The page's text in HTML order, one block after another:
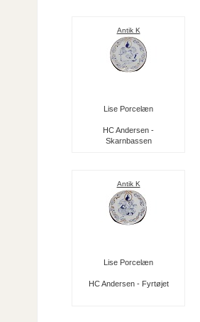
Antik K
Lise Porcelæn
HC Andersen -
Skarnbassen
Antik K
Lise Porcelæn
HC Andersen - Fyrtøjet